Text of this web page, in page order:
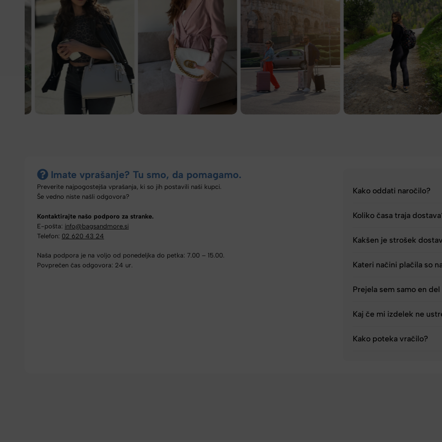
Imate vprašanje? Tu smo, da pomagamo.
Preverite najpogostejša vprašanja, ki so jih postavili naši kupci.
Še vedno niste našli odgovora?
Kontaktirajte našo podporo za stranke.
E-pošta: info@bagsandmore.si
Telefon: 02 620 43 24
Naša podpora je na voljo od ponedeljka do petka: 7.00 – 15.00.
Povprečen čas odgovora: 24 ur.
Kako oddati naročilo?
Koliko časa traja
Kakšen je strošek
Kateri načini plačila so
Prejela sem samo en
Kaj če mi izdelek ne
Kako poteka vračilo?